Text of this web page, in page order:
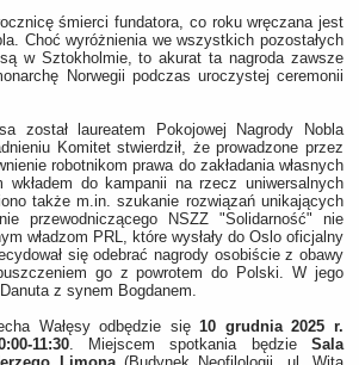
śmierci fundatora, co roku wręczana jest
Choć wyróżnienia we wszystkich pozostałych
w Sztokholmie, to akurat ta nagroda zawsze
Norwegii podczas uroczystej ceremonii
został laureatem Pokojowej Nagrody Nobla
Komitet stwierdził, że prowadzone przez
robotnikom prawa do zakładania własnych
wkładem do kampanii na rzecz uniwersalnych
także m.in. szukanie rozwiązań unikających
przewodniczącego NSZZ "Solidarność" nie
władzom PRL, które wysłały do Oslo oficjalny
się odebrać nagrody osobiście z obawy
go z powrotem do Polski. W jego
z synem Bogdanem.
Wałęsy odbędzie się10 grudnia 2025 r.
11:30. Miejscem spotkania będzieSala